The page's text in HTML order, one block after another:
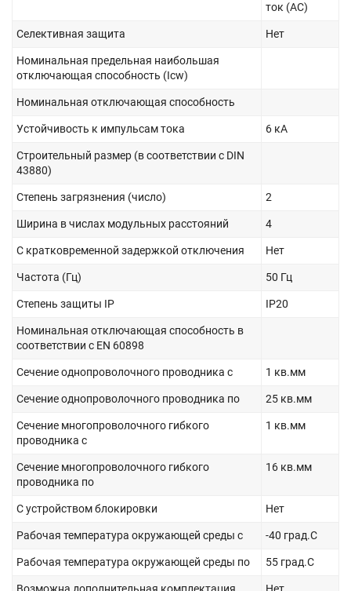
ток (AC)
Селективная защита Нет
Номинальная предельная наибольшая
отключающая способность (Icw)
Номинальная отключающая способность
Устойчивость к импульсам тока 6 кА
Строительный размер (в соответствии с DIN
43880)
Степень загрязнения (число) 2
Ширина в числах модульных расстояний 4
С кратковременной задержкой отключения Нет
Частота (Гц) 50 Гц
Степень защиты IP IP20
Номинальная отключающая способность в
соответствии с EN 60898
Сечение однопроволочного проводника с 1 кв.мм
Сечение однопроволочного проводника по 25 кв.мм
Сечение многопроволочного гибкого
проводника с
1 кв.мм
Сечение многопроволочного гибкого
проводника по
16 кв.мм
С устройством блокировки Нет
Рабочая температура окружающей среды с -40 град.C
Рабочая температура окружающей среды по 55 град.C